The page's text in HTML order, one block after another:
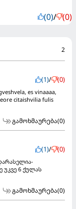
(0)/ (0)
2
(1)/ (0)
es vinaaaa,
citaishvilia fulis
გამოხმაურება(0)
(1)/ (0)
უკვე 6 ქულას
გამოხმაურება(0)